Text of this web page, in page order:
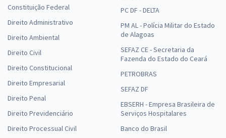
Constituição Federal
Direito Administrativo
Direito Ambiental
Direito Civil
Direito Constitucional
Direito Empresarial
Direito Penal
Direito Previdenciário
Direito Processual Civil
PC DF - DELTA
PM AL - Polícia Militar do Estado
de Alagoas
SEFAZ CE - Secretaria da
Fazenda do Estado do Ceará
PETROBRAS
SEFAZ DF
EBSERH - Empresa Brasileira de
Serviços Hospitalares
Banco do Brasil